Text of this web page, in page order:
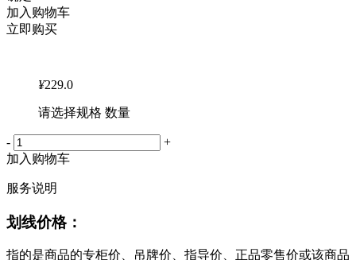
加入购物车
立即购买
¥229.0
请选择规格 数量
-
+
加入购物车
服务说明
划线价格：
指的是商品的专柜价、吊牌价、指导价、正品零售价或该商品